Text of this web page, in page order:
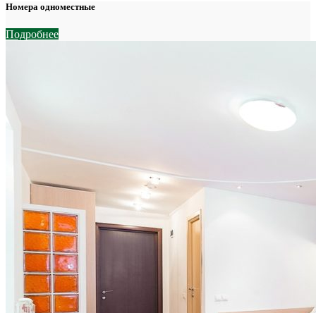
Номера одноместные
Подробнее